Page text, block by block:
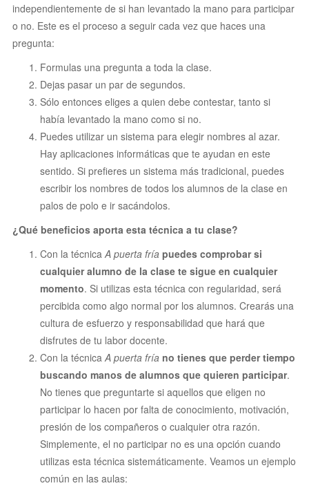
independientemente de si han levantado la mano para participar
o no. Este es el proceso a seguir cada vez que haces una
pregunta:
Formulas una pregunta a toda la clase.
Dejas pasar un par de segundos.
Sólo entonces eliges a quien debe contestar, tanto si
había levantado la mano como si no.
Puedes utilizar un sistema para elegir nombres al azar.
Hay aplicaciones informáticas que te ayudan en este
sentido. Si prefieres un sistema más tradicional, puedes
escribir los nombres de todos los alumnos de la clase en
palos de polo e ir sacándolos.
¿Qué beneficios aporta esta técnica a tu clase?
Con la técnica A puerta fría puedes comprobar si
cualquier alumno de la clase te sigue en cualquier
momento. Si utilizas esta técnica con regularidad, será
percibida como algo normal por los alumnos. Crearás una
cultura de esfuerzo y responsabilidad que hará que
disfrutes de tu labor docente.
Con la técnica A puerta fría no tienes que perder tiempo
buscando manos de alumnos que quieren participar.
No tienes que preguntarte si aquellos que eligen no
participar lo hacen por falta de conocimiento, motivación,
presión de los compañeros o cualquier otra razón.
Simplemente, el no participar no es una opción cuando
utilizas esta técnica sistemáticamente. Veamos un ejemplo
común en las aulas: